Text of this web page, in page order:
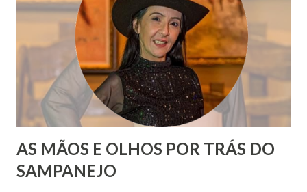
AS MÃOS E OLHOS POR TRÁS DO
SAMPANEJO